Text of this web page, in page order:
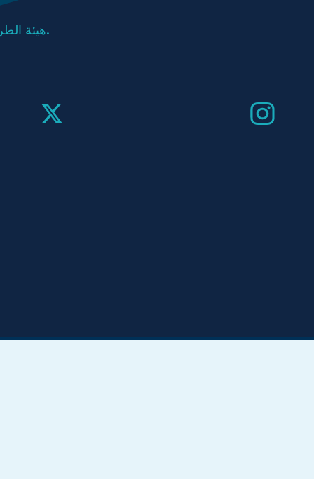
هيئة الطرق والمواصلات هي جهة توظيف تلتزم بتكافؤ الفرص.